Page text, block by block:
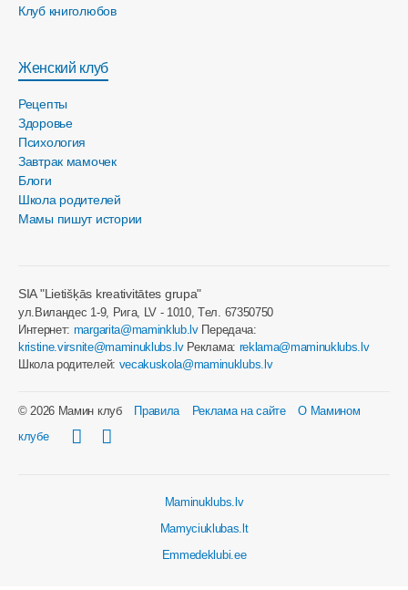
Клуб книголюбов
Женский клуб
Рецепты
Здоровье
Психология
Завтрак мамочек
Блоги
Школа родителей
Мамы пишут истории
SIA "Lietišķās kreativitātes grupa"
ул.Виландес 1-9, Рига, LV - 1010, Tел. 67350750
Интернет: margarita@maminklub.lvПередача:
kristine.virsnite@maminuklubs.lvРеклама: reklama@maminuklubs.lv
Школа родителей: vecakuskola@maminuklubs.lv
© 2026 Мамин клуб Правила Реклама на сайте
О Мамином
клубе
Maminuklubs.lv
Mamyciuklubas.lt
Emmedeklubi.ee